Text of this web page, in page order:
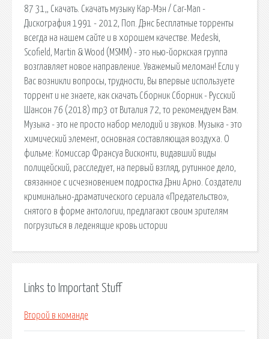
87 31,, Скачать. Скачать музыку Кар-Мэн / Car-Man -
Дискография 1991 - 2012, Поп. Дэнс Бесплатные торренты
всегда на нашем сайте и в хорошем качестве. Medeski,
Scofield, Martin & Wood (MSMM) - это нью-йоркская группа
возглавляет новое направление. Уважемый меломан! Если у
Вас возникли вопросы, трудности, Вы впервые используете
торрент и не знаете, как скачать Сборник Сборник - Русский
Шансон 76 (2018) mp3 от Виталия 72, то рекомендуем Вам.
Музыка - это не просто набор мелодий и звуков. Музыка - это
химический элемент, основная составляющая воздуха. О
фильме: Комиссар Франсуа Висконти, видавший виды
полицейский, расследует, на первый взгляд, рутинное дело,
связанное с исчезновением подростка Дэни Арно. Создатели
криминально-драматического сериала «Предательство»,
снятого в форме антологии, предлагают своим зрителям
погрузиться в леденящие кровь истории
Links to Important Stuff
Второй в команде